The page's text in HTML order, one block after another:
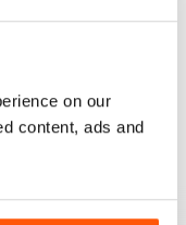
on our
content, ads and
05 agosto 2020